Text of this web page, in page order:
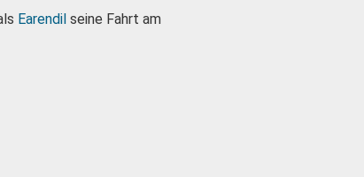
Earendil seine Fahrt am